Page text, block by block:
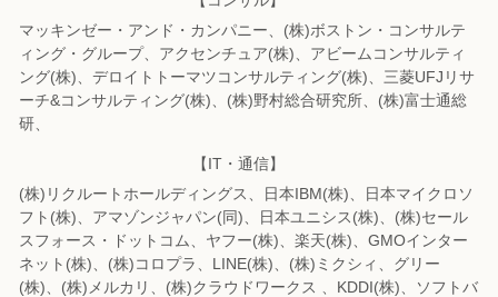
マッキンゼー・アンド・カンパニー、(株)ボストン・コンサルテ
ィング・グループ、 アクセンチュア(株)、アビームコンサルティ
ング(株)、 デロイトトーマツコンサルティング(株)、三菱UFJリサ
ーチ&コンサルティング(株)、 (株)野村総合研究所、(株)富士通総
研、
【IT・通信】
(株)リクルートホールディングス、日本IBM(株)、日本マイクロソ
フト(株)、 アマゾンジャパン(同)、日本ユニシス(株)、(株)セール
スフォース・ドットコム、 ヤフー(株)、楽天(株)、GMOインター
ネット(株)、(株)コロプラ、LINE(株)、 (株)ミクシィ、グリー
(株)、(株)メルカリ、(株)クラウドワークス 、KDDI(株)、
ソフトバ